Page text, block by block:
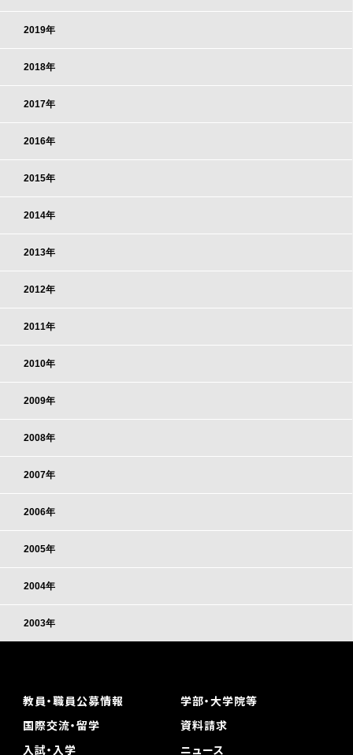
2019年
2018年
2017年
2016年
2015年
2014年
2013年
2012年
2011年
2010年
2009年
2008年
2007年
2006年
2005年
2004年
2003年
教員・職員公募情報
学部・大学院等
国際交流・留学
資料請求
入試・入学
ニュース